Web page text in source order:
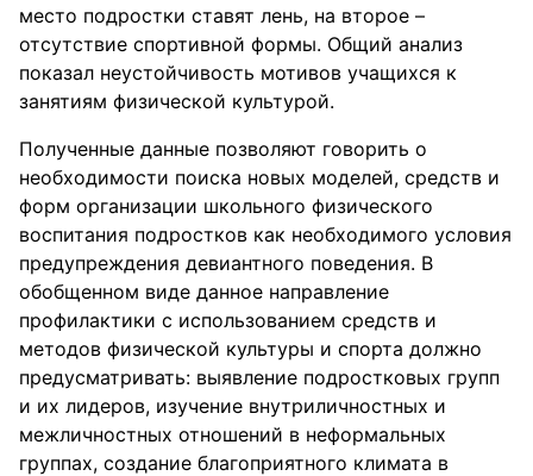
место подростки ставят лень, на второе –
отсутствие спортивной формы. Общий анализ
показал неустойчивость мотивов учащихся к
занятиям физической культурой.
Полученные данные позволяют говорить о
необходимости поиска новых моделей, средств и
форм организации школьного физического
воспитания подростков как необходимого условия
предупреждения девиантного поведения. В
обобщенном виде данное направление
профилактики с использованием средств и
методов физической культуры и спорта должно
предусматривать: выявление подростковых групп
и их лидеров, изучение внутриличностных и
межличностных отношений в неформальных
группах, создание благоприятного климата в